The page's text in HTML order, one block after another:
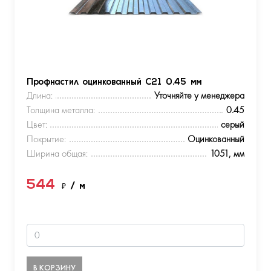
Профнастил оцинкованный С21 0.45 мм
Длина:
Уточняйте у менеджера
Толщина металла:
0.45
Цвет:
серый
Покрытие:
Оцинкованный
Ширина общая:
1051, мм
544 ₽ / м
В КОРЗИНУ